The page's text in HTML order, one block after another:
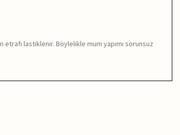
etrafı lastiklenir. Böylelikle mum yapımı sorunsuz